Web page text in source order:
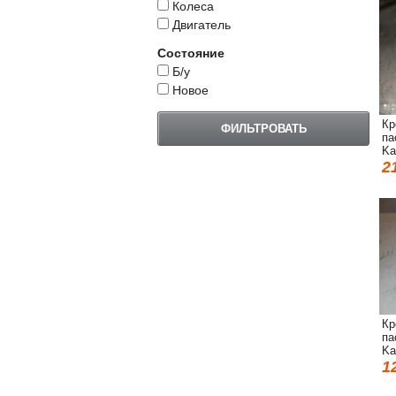
Колеса
Двигатель
Состояние
Б/у
Новое